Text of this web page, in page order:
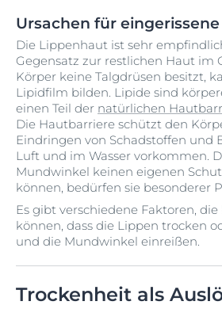
Ursachen für
Die Lippenhaut ist sehr
Gegensatz zur restlichen Haut im
Körper keine Talgdrüsen besitzt,
Lipidfilm bilden. Lipide sind
einen Teil der natürlichen
Die Hautbarriere schützt den
Eindringen von Schadstoffen und
Luft und im Wasser vorkommen.
Mundwinkel keinen eigenen
können, bedürfen sie besonderer
Es gibt verschiedene Faktoren,
können, dass die Lippen trocken
und die Mundwinkel einreißen.
Trockenheit als Auslöser für